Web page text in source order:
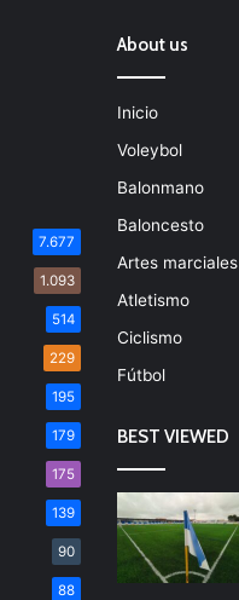
7.677
1.093
514
229
195
179
175
139
90
88
About us
Inicio
Voleybol
Balonmano
Baloncesto
Artes marciales
Atletismo
Ciclismo
Fútbol
BEST VIEWED